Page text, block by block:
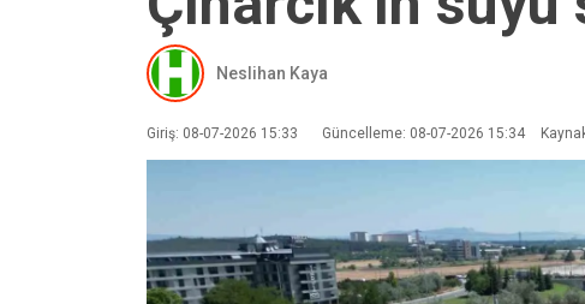
Neslihan Kaya
Giriş: 08-07-2026 15:33 Güncelleme: 08-07-2026 15:34